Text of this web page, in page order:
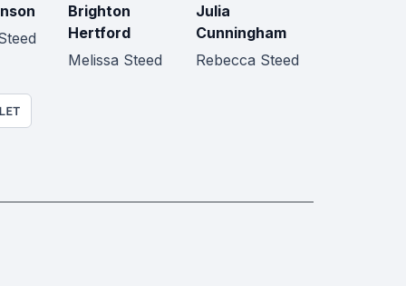
Brighton
Hertford
Melissa Steed
Julia
Cunningham
Rebecca Steed